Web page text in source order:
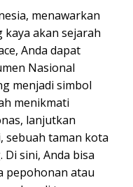
menawarkan
kaya akan sejarah
Anda dapat
Nasional
menjadi simbol
menikmati
lanjutkan
sebuah taman kota
sini, Anda bisa
pepohonan atau